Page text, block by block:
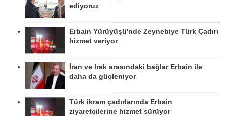
ediyoruz
Erbain Yürüyüşü'nde Zeynebiye Türk Çadırı
hizmet veriyor
İran ve Irak arasındaki bağlar Erbain ile
daha da güçleniyor
Türk ikram çadırlarında Erbain
ziyaretçilerine hizmet sürüyor